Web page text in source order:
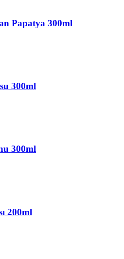
Papatya 300ml
300ml
300ml
200ml